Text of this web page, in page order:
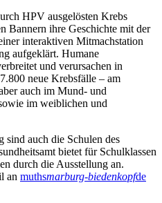
HPV ausgelösten Krebs
Bannern ihre Geschichte mit der
interaktiven Mitmachstation
aufgeklärt. Humane
und verursachen in
neue Krebsfälle – am
auch im Mund- und
im weiblichen und
sind auch die Schulen des
bietet für Schulklassen
durch die Ausstellung an.
an muthsmarburg-biedenkopfde